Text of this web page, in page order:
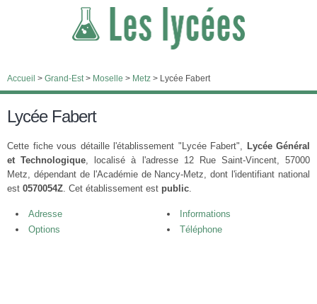
Accueil > Grand-Est> Moselle > Metz > Lycée Fabert
Lycée Fabert
Cette fiche vous détaille l'établissement "Lycée Fabert", Lycée Général
et Technologique, localisé à l'adresse 12 Rue Saint-Vincent, 57000
Metz, dépendant de l'Académie de Nancy-Metz, dont l'identifiant national
est 0570054Z. Cet établissement est public.
Adresse
Informations
Options
Téléphone